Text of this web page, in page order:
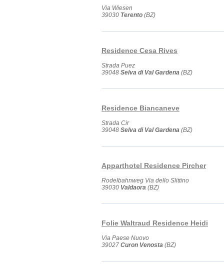
Via Wiesen
39030 Terento (BZ)
Residence Cesa Rives
Strada Puez
39048 Selva di Val Gardena (BZ)
Residence Biancaneve
Strada Cir
39048 Selva di Val Gardena (BZ)
Apparthotel Residence Pircher
Rodelbahnweg Via dello Slittino
39030 Valdaora (BZ)
Folie Waltraud Residence Heidi
Via Paese Nuovo
39027 Curon Venosta (BZ)